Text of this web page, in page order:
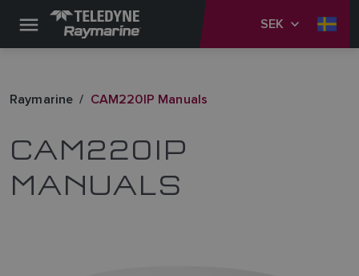
SEK
Raymarine CAM220IP Manuals
CAM220IP
MANUALS